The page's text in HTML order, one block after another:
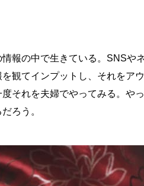
報の中で生きている。SNSや
観てインプットし、それをア
それを夫婦でやってみる。や
ろう。